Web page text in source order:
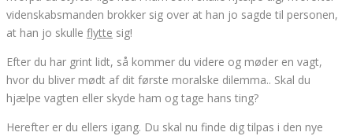
videnskabsmanden brokker sig over at han jo sagde til personen,
at han jo skulle flytte sig!
Efter du har grint lidt, så kommer du videre og møder en vagt,
hvor du bliver mødt af dit første moralske dilemma.. Skal du
hjælpe vagten eller skyde ham og tage hans ting?
Herefter er du ellers igang. Du skal nu finde dig tilpas i den nye